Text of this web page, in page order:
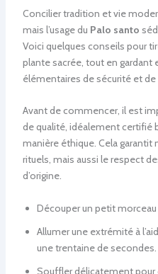
Concilier tradition et vie
mais l’usage du Palo santo
Voici quelques conseils pour
plante sacrée, tout en gardant
élémentaires de sécurité et de
Avant de commencer, il est
de qualité, idéalement certifié
manière éthique. Cela garantit
rituels, mais aussi le respect
d’origine.
Découper un petit
Allumer une extrémité à
une trentaine de secondes.
Souffler délicatement pour